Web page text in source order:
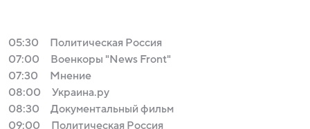
05:30
Политическая Россия
07:00
Военкоры "News Front"
07:30
Мнение
08:00
Украина.ру
08:30
Документальный фильм
09:00
Политическая Россия